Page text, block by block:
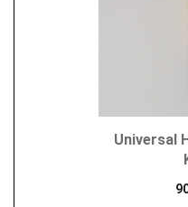
Universal